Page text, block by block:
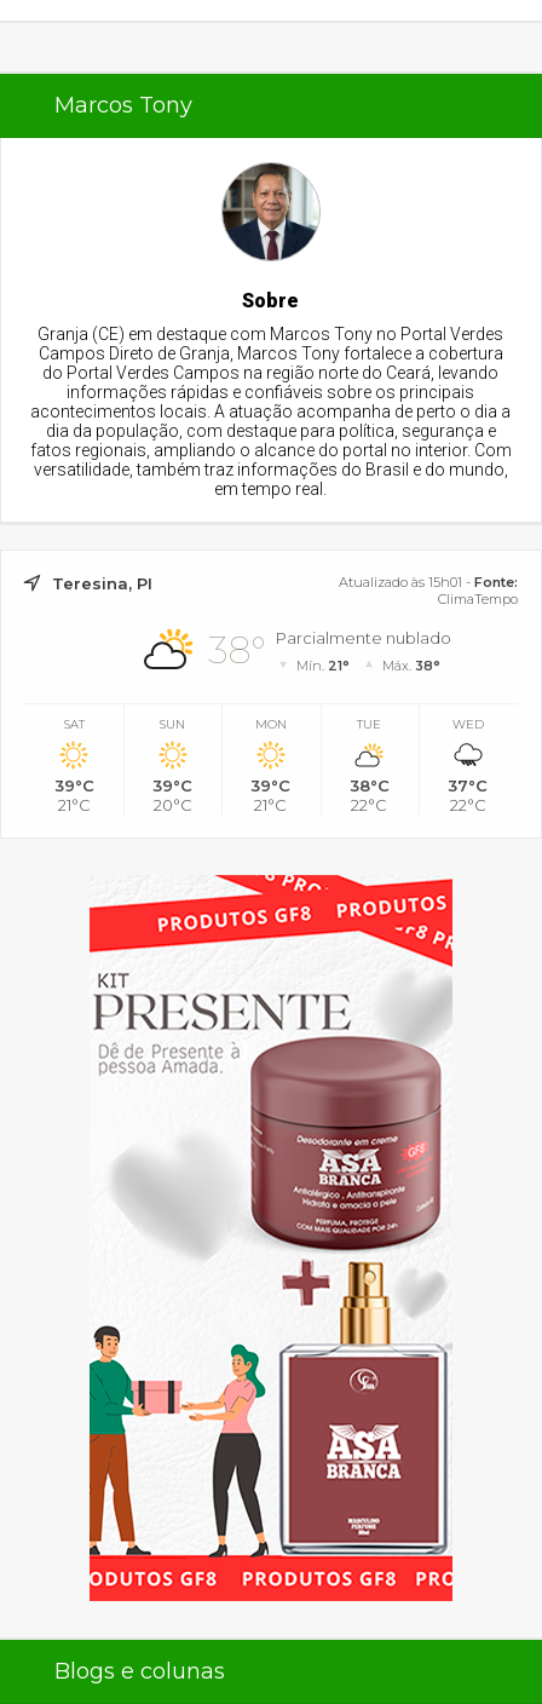
Marcos Tony
Sobre
Granja (CE) em destaque com Marcos Tony no Portal Verdes
Campos Direto de Granja, Marcos Tony fortalece a cobertura
do Portal Verdes Campos na região norte do Ceará, levando
informações rápidas e confiáveis sobre os principais
acontecimentos locais. A atuação acompanha de perto o dia a
dia da população, com destaque para política, segurança e
fatos regionais, ampliando o alcance do portal no interior. Com
versatilidade, também traz informações do Brasil e do mundo,
em tempo real.
Teresina, PI Atualizado às 15h01 - Fonte:
ClimaTempo
38° Parcialmente nublado
Mín. 21° Máx. 38°
SAT
39°C
21°C
SUN
39°C
20°C
MON
39°C
21°C
TUE
38°C
22°C
WED
37°C
22°C
Blogs e colunas